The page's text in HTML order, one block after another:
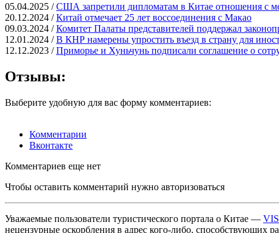
05.04.2025 /США запретили дипломатам в Китае отношения с
20.12.2024 /Китай отмечает 25 лет воссоединения с Макао
09.03.2024 /Комитет Палаты представителей поддержал
12.01.2024 /В КНР намерены упростить въезд в страну для
12.12.2023 /Приморье и Хуньчунь подписали соглашение о
Отзывы:
Выберите удобную для вас форму комментариев:
Комментарии
Вконтакте
Комментариев еще нет
Чтобы оставить комментарий нужно авторизоваться
Уважаемые пользователи туристического портала о Китае —
нецензурные оскорбления в адрес кого-либо, способствующих